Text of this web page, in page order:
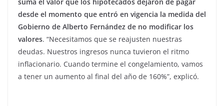
desde el momento que entró en vigencia la medida del
Gobierno de Alberto Fernández de no modificar los
valores. “Necesitamos que se reajusten nuestras
deudas. Nuestros ingresos nunca tuvieron el ritmo
inflacionario. Cuando termine el congelamiento, vamos
a tener un aumento al final del año de 160%”, explicó.